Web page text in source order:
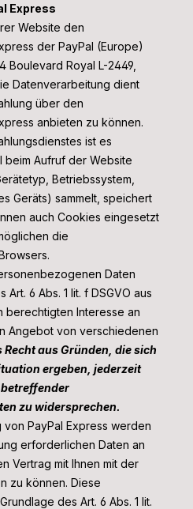
Express
Website den
der PayPal (Europe)
Boulevard Royal L-2449,
Datenverarbeitung dient
über den
anbieten zu können.
ist es
beim Aufruf der Website
Betriebssystem,
Geräts) sammelt, speichert
auch Cookies eingesetzt
die
Daten
6 Abs. 1 lit. f DSGVO aus
berechtigten Interesse an
Angebot von verschiedenen
Recht aus Gründen, die sich
ergeben, jederzeit
zu widersprechen.
von PayPal Express werden
erforderlichen Daten an
Vertrag mit Ihnen mit der
zu können. Diese
des Art. 6 Abs. 1 lit.